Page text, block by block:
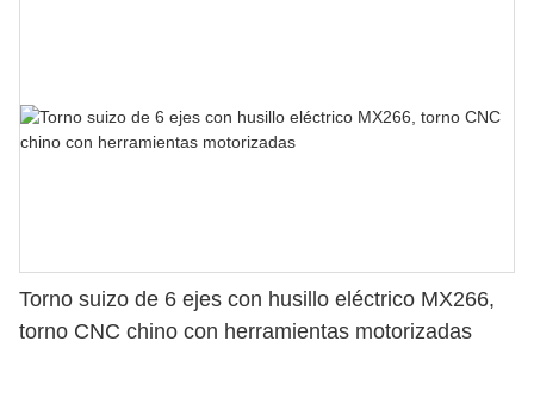
Torno suizo de 6 ejes con husillo eléctrico MX266,
torno CNC chino con herramientas motorizadas